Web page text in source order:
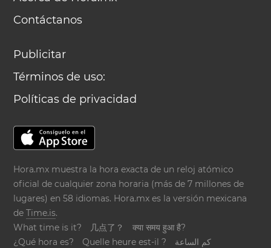
Contáctanos
Publicitar
Términos de uso:
Políticas de privacidad
Hora.mx muestra la hora exacta de un reloj atómico
oficial de cualquier zona horaria (más de 7 millones de
lugares) en 58 idiomas. Hora.mx es la versión mexicana
deTime.is.
What time is it?
几点了？
क्या समय हुआ है?
¿Qué hora es?
Quelle heure est-il ?
كم الساعة